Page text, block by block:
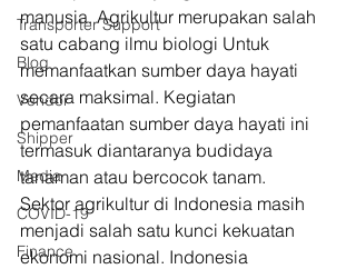
Transporter Support
Blog
Vendor
Shipper
Media
COVID-19
Finance
manusia. Agrikultur merupakan salah
satu cabang ilmu biologi Untuk
memanfaatkan sumber daya hayati
secara maksimal. Kegiatan
pemanfaatan sumber daya hayati ini
termasuk diantaranya budidaya
tanaman atau bercocok tanam.
Sektor agrikultur di Indonesia masih
menjadi salah satu kunci kekuatan
ekonomi nasional. Indonesia